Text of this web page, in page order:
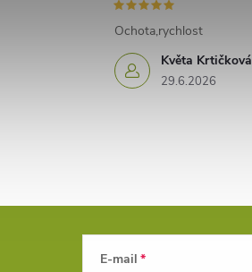
Květa Krtičková
29.6.2026
Ochota,rychlost
E-mail